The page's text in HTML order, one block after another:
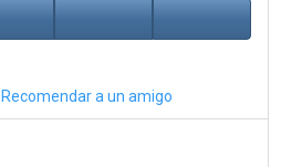
Recomendar a un amigo